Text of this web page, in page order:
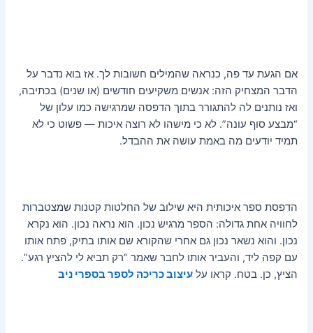
אם הגעת עד פה, כנראה שהמילים חשובות לך. אז בוא נדבר על
הדבר המצחיק הזה: אנשים משקיעים חודשים (או שנים) בכתיבה,
ואז נותנים לה להתגורר בתוך הדפסה שמרגישה כמו עלון של
“מבצע סוף עונה”. לא כי מישהו לא רוצה איכות — פשוט כי לא
תמיד יודעים מה באמת עושה את ההבדל.
הדפסת ספר איכותית היא שילוב של החלטות קטנות שמצטברות
לחוויה אחת גדולה: הספר מרגיש נכון. הוא נראה נכון. הוא נקרא
נכון. והוא נשאר נכון גם אחרי שהקורא שם אותו בתיק, פתח אותו
עם קפה ליד, והעביר אותו לחבר שאמר “רק תביא לי להציץ רגע”.
הציץ, כן. בטח. קראו עלעיצוב כריכה לספר בספרי ניב